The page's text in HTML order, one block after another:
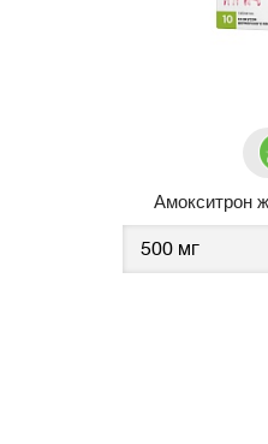
Амокситрон